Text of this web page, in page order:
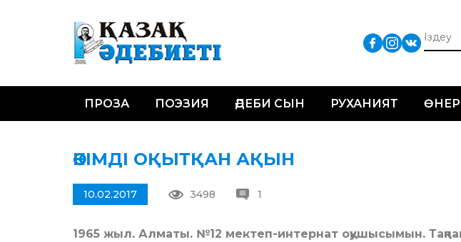
ПРОЗА ПОЭЗИЯ ӘДЕБИ СЫН РУХАНИЯТ ӨНЕР
ӘКІМДІ ОҚЫТҚАН АҚЫН
10.02.2017 3498 1
1965 жыл. Алматы. №12 мектеп-интернат оқушысымын.